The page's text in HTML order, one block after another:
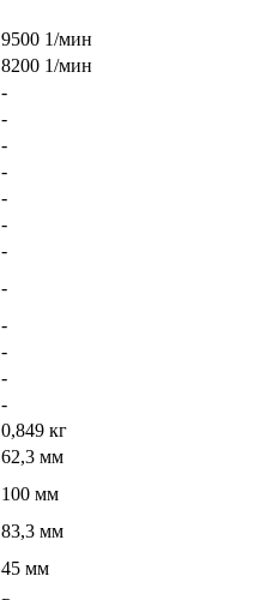
9500 1/мин
8200 1/мин
-
-
-
-
-
-
-
-
-
-
-
-
0,849 кг
62,3 мм
100 мм
83,3 мм
45 мм